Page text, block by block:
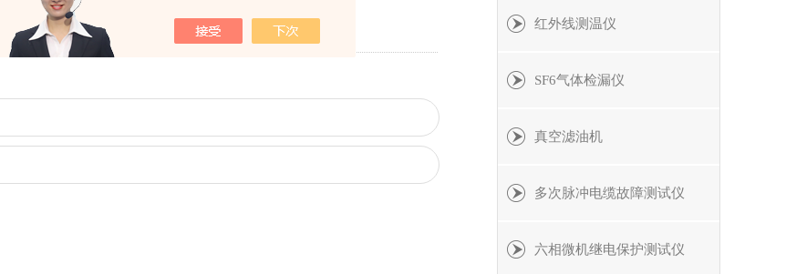
红外线测温仪
SF6气体检漏仪
真空滤油机
多次脉冲电缆故障测试仪
六相微机继电保护测试仪